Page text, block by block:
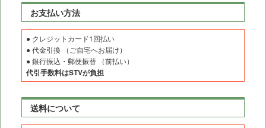
お支払い方法
● クレジットカード1回払い
● 代金引換 （ご自宅へお届け）
● 銀行振込・郵便振替 （前払い）
代引手数料はSTVが負担
送料について